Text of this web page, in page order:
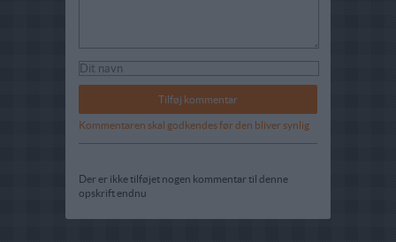
Kommentaren skal godkendes før den bliver synlig
Der er ikke tilføjet nogen kommentar til denne
opskrift endnu